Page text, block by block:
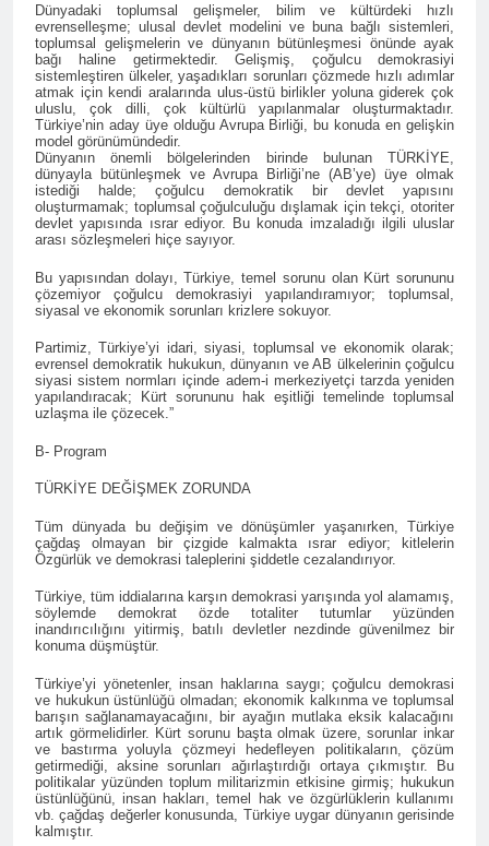
Kurdistan24 te Cemal
Batun’un konuğu oldu.
1 Yıl Ago
HAK-PAR PM üyesi
Siracettin Sarı; Almanya-
Bottrop’da “Ortadoğu,
Kürtler ve Yeni Dönem
Stratejileri” üzerine bir
1 Yıl Ago
HAK-PAR pm üyesi
Seracettin Sarı, 06.04.2025
tarihin de Almanya’nın
Bottrop kendinden sonra,
Hamburg kentinde de
”Ortadoğu, Kürtler ve Yeni
Dönem Stratejileri” üzerine
etti.
1 Yıl Ago
HAK-PAR Genel başkanı
Meclise davet edildi.
1 Yıl Ago
Kızıltepe ilçe kongresi
yapıldı.
1 Yıl Ago
talepleri etrafında
birleşmeye çağırıyoruz.*
HAK-PAR Parti Meclisi 12
açıklamayı kamuoyu ile
paylaşmayı kararlaştırdı.
1 Yıl Ago
HAK-PAR Mersin il örgütü
BAŞTA KÜRT HALKI OLMAK
ÜZERE HERKESİN, MEŞRU
HAKLARININ TESLİM
EDİLDİĞİ ADİL BİR DÜZEN
UMUDUMUZU CANLI
TUTARAK; RAMAZAN
KUTLUYORUZ!
HAK-PAR, PDK-BAKUR, PSK,
PWK, Diyarbakır e Mardin’de
Halepçe Soykırımı’nı Andılar:
Yaraları, Ulusal Birlik ve
Kürdistan’ın Özgürlüğüyle
Sarılabilir
Ahmed el Şara ve Mazlum
Abdi’nin imzaladığı
anlaşma, Kürtlerin kolektif
haklarını içermiyor.
1 Yıl Ago
HAK-PAR Adana İl Kadın
Komisyonu 8 Mart Dünya
Kadınlar gününü kutladı
1 Yıl Ago
HAK-PAR Fransa Konferansı
Dünyadaki toplumsal gelişmeler, bilim ve kültürdeki hızlı
evrenselleşme; ulusal devlet modelini ve buna bağlı sistemleri,
toplumsal gelişmelerin ve dünyanın bütünleşmesi önünde ayak
bağı haline getirmektedir. Gelişmiş, çoğulcu demokrasiyi
sistemleştiren ülkeler, yaşadıkları sorunları çözmede hızlı adımlar
atmak için kendi aralarında ulus-üstü birlikler yoluna giderek çok
uluslu, çok dilli, çok kültürlü yapılanmalar oluşturmaktadır.
Türkiye’nin aday üye olduğu Avrupa Birliği, bu konuda en gelişkin
model görünümündedir.
Dünyanın önemli bölgelerinden birinde bulunan TÜRKİYE,
dünyayla bütünleşmek ve Avrupa Birliği’ne (AB’ye) üye olmak
istediği halde; çoğulcu demokratik bir devlet yapısını
oluşturmamak; toplumsal çoğulculuğu dışlamak için tekçi, otoriter
devlet yapısında ısrar ediyor. Bu konuda imzaladığı ilgili uluslar
arası sözleşmeleri hiçe sayıyor.
Bu yapısından dolayı, Türkiye, temel sorunu olan Kürt sorununu
çözemiyor çoğulcu demokrasiyi yapılandıramıyor; toplumsal,
siyasal ve ekonomik sorunları krizlere sokuyor.
Partimiz, Türkiye’yi idari, siyasi, toplumsal ve ekonomik olarak;
evrensel demokratik hukukun, dünyanın ve AB ülkelerinin çoğulcu
siyasi sistem normları içinde adem-i merkeziyetçi tarzda yeniden
yapılandıracak; Kürt sorununu hak eşitliği temelinde toplumsal
uzlaşma ile çözecek.”
B- Program
TÜRKİYE DEĞİŞMEK ZORUNDA
Tüm dünyada bu değişim ve dönüşümler yaşanırken, Türkiye
çağdaş olmayan bir çizgide kalmakta ısrar ediyor; kitlelerin
Özgürlük ve demokrasi taleplerini şiddetle cezalandırıyor.
Türkiye, tüm iddialarına karşın demokrasi yarışında yol alamamış,
söylemde demokrat özde totaliter tutumlar yüzünden
inandırıcılığını yitirmiş, batılı devletler nezdinde güvenilmez bir
konuma düşmüştür.
Türkiye’yi yönetenler, insan haklarına saygı; çoğulcu demokrasi
ve hukukun üstünlüğü olmadan; ekonomik kalkınma ve toplumsal
barışın sağlanamayacağını, bir ayağın mutlaka eksik kalacağını
artık görmelidirler. Kürt sorunu başta olmak üzere, sorunlar inkar
ve bastırma yoluyla çözmeyi hedefleyen politikaların, çözüm
getirmediği, aksine sorunları ağırlaştırdığı ortaya çıkmıştır. Bu
politikalar yüzünden toplum militarizmin etkisine girmiş; hukukun
üstünlüğünü, insan hakları, temel hak ve özgürlüklerin kullanımı
vb. çağdaş değerler konusunda, Türkiye uygar dünyanın gerisinde
kalmıştır.